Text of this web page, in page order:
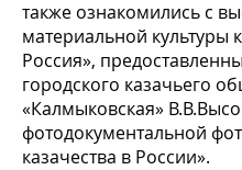
также ознакомились с
материальной культуры
Россия»,
городского казачьего
«Калмыковская»
фотодокументальной
казачества в России».